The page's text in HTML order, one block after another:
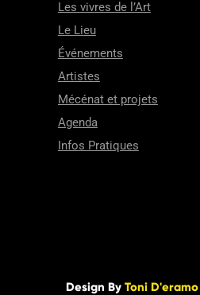
Les vivres de l’Art
Le Lieu
Événements
Artistes
Mécénat et projets
Agenda
Infos Pratiques
Design By Toni D'eramo